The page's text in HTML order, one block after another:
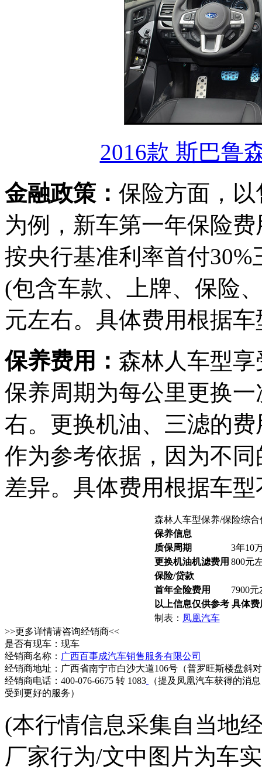
2016款 斯巴鲁
金融政策： 保险方面，
为例，新车第一年保险
按央行基准利率首付
(包含车款、上牌、保险
元左右。具体费用根据
保养费用： 森林人车型
保养周期为每公里更换
右。更换机油、三滤的
作为参考依据，因为不
差异。具体费用根据车
森林人车型保养/保险综合
保养信息
质保周期
3年10
更换机油机滤费用 800元
保险/贷款
首年全险费用
7900元
以上信息仅供参考 具体
制表： 凤凰汽车
>>更多详情请咨询经销商<<
是否有现车：现车
经销商名称： 广西百事成汽车销售服务有限公司
经销商地址：广西省南宁市白沙大道106号（普罗旺斯楼盘斜
经销商电话：400-076-6675 转 1083
（提及凤凰汽车获得的消
受到更好的服务）
(本行情信息采集自当地
厂家行为/文中图片为车